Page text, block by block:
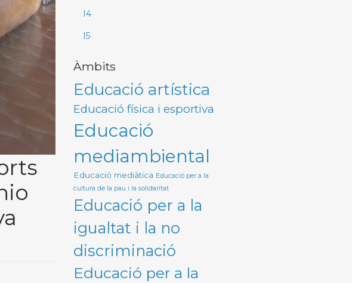
I4
I5
Àmbits
Educació artística
Educació física i esportiva
Educació
mediambiental
Educació mediàtica Educació per a la
cultura de la pau i la solidaritat
Educació per a la
igualtat i la no
discriminació
Educació per a la